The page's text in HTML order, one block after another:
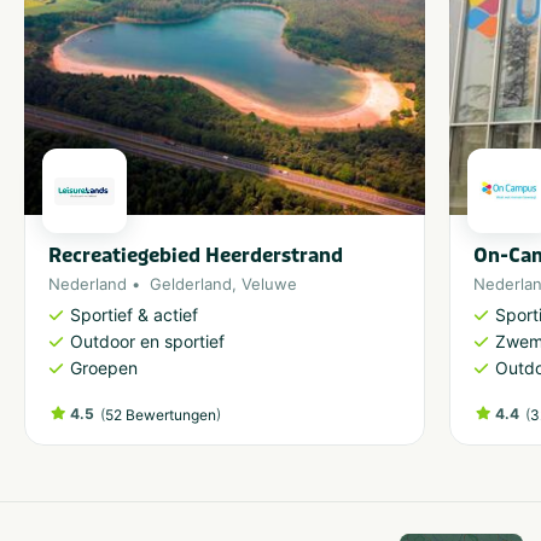
Recreatiegebied Heerderstrand
Nederland Gelderland, Veluwe
Sportief & actief
Outdoor en sportief
Groepen
4.5 (52 Bewertungen)
On-
4.4 (